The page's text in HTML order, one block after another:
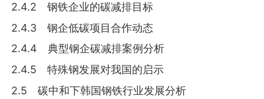
2.4.2 钢铁企业的碳减排目标
2.4.3 钢企低碳项目合作动态
2.4.4 典型钢企碳减排案例分析
2.4.5 特殊钢发展对我国的启示
2.5 碳中和下韩国钢铁行业发展分析